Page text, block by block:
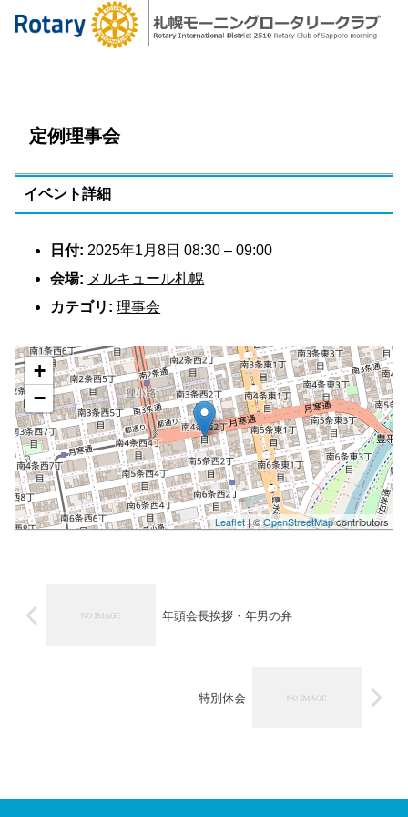
定例理事会
イベント詳細
日付: 2025年1月8日 08:30 –09:00
会場: メルキュール札幌
カテゴリ: 理事会
+
−
Leaflet| ©OpenStreetMapcontributors
年頭会長挨拶・年男の弁
特別休会